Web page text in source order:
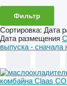
Фильтр
Сортировка: Дата
Дата размещения
выпуска - сначала